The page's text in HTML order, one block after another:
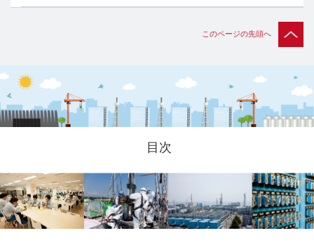
このページの先頭へ
目次